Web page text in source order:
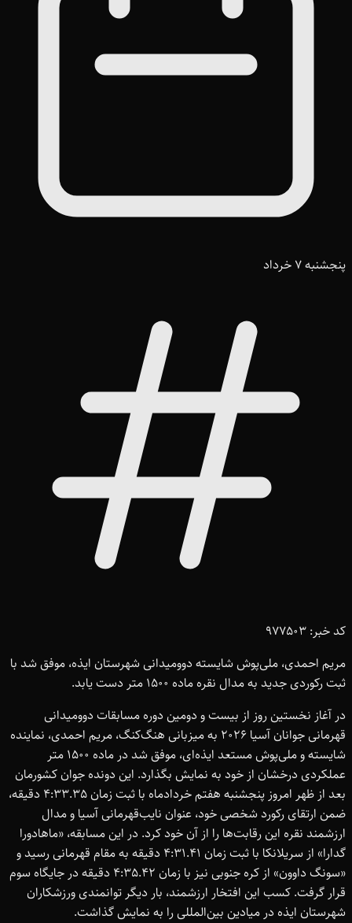
پنجشنبه 7 خرداد
کد خبر: 977503
مریم احمدی، ملی‌پوش شایسته دوومیدانی شهرستان ایذه، موفق شد با
ثبت رکوردی جدید به مدال نقره ماده 1500 متر دست یابد.
در آغاز نخستین روز از بیست و دومین دوره مسابقات دوومیدانی
قهرمانی جوانان آسیا 2026 به میزبانی هنگ‌کنگ، مریم احمدی، نماینده
شایسته و ملی‌پوش مستعد ایذه‌ای، موفق شد در ماده 1500 متر
عملکردی درخشان از خود به نمایش بگذارد. این دونده جوان کشورمان
بعد از ظهر امروز پنجشنبه هفتم خردادماه با ثبت زمان 4:33.35 دقیقه،
ضمن ارتقای رکورد شخصی خود، عنوان نایب‌قهرمانی آسیا و مدال
ارزشمند نقره این رقابت‌ها را از آن خود کرد. در این مسابقه، «ماهادورا
گدارا» از سریلانکا با ثبت زمان 4:31.41 دقیقه به مقام قهرمانی رسید و
«سونگ داوون» از کره جنوبی نیز با زمان 4:35.42 دقیقه در جایگاه سوم
قرار گرفت. کسب این افتخار ارزشمند، بار دیگر توانمندی ورزشکاران
شهرستان ایذه در میادین بین‌المللی را به نمایش گذاشت.